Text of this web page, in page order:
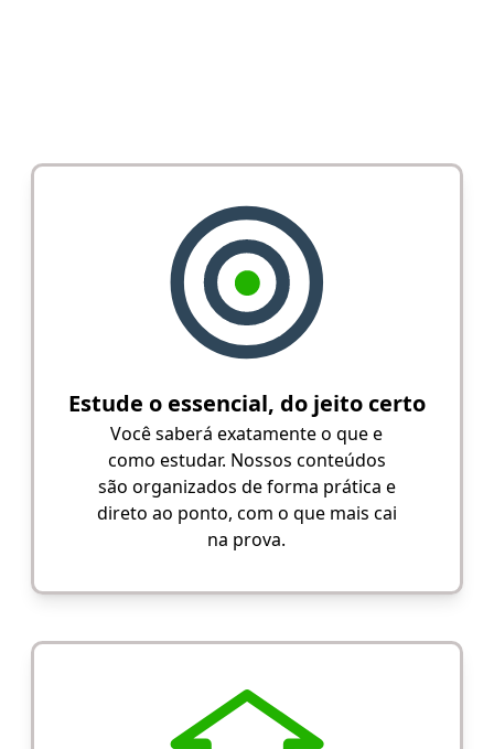
Estude o essencial, do jeito certo
Você saberá exatamente o que e
como estudar. Nossos conteúdos
são organizados de forma prática e
direto ao ponto, com o que mais cai
na prova.